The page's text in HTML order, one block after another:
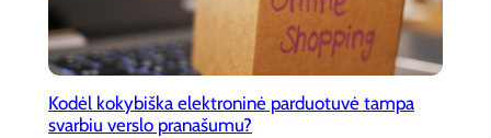
Kodėl kokybiška elektroninė parduotuvė tampa
svarbiu verslo pranašumu?